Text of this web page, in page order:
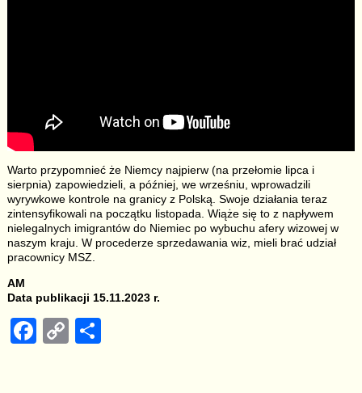
Warto przypomnieć że Niemcy najpierw (na przełomie lipca i
sierpnia) zapowiedzieli, a później, we wrześniu, wprowadzili
wyrywkowe kontrole na granicy z Polską. Swoje działania teraz
zintensyfikowali na początku listopada. Wiąże się to z napływem
nielegalnych imigrantów do Niemiec po wybuchu afery wizowej w
naszym kraju. W procederze sprzedawania wiz, mieli brać udział
pracownicy MSZ.
AM
Data publikacji 15.11.2023 r.
F
C